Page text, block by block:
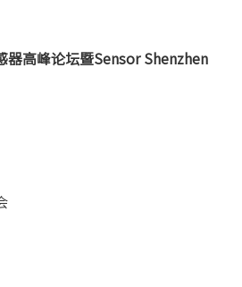
器高峰论坛暨Sensor Shenzhen